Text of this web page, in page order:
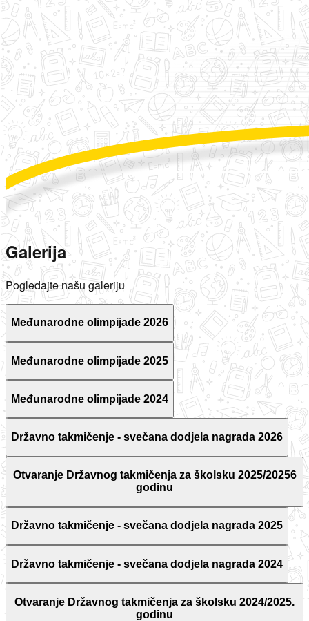
Galerija
Pogledajte našu galeriju
Međunarodne olimpijade 2026
Međunarodne olimpijade 2025
Međunarodne olimpijade 2024
Državno takmičenje - svečana dodjela nagrada 2026
Otvaranje Državnog takmičenja za školsku 2025/20256
godinu
Državno takmičenje - svečana dodjela nagrada 2025
Državno takmičenje - svečana dodjela nagrada 2024
Otvaranje Državnog takmičenja za školsku 2024/2025.
godinu